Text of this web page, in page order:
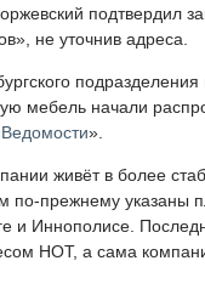
подтвердил
не уточнив адреса.
мебель начали
Ведомости».
живёт в более
по-прежнему указаны
и Иннополисе.
НОТ, а сама